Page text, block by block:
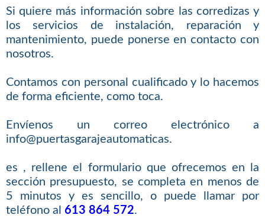
Si quiere más información sobre las corredizas y
los servicios de instalación, reparación y
mantenimiento, puede ponerse en contacto con
nosotros.
Contamos con personal cualificado y lo hacemos
de forma eficiente, como toca.
Envíenos un correo electrónico a
info@puertasgarajeautomaticas.
es , rellene el formulario que ofrecemos en la
sección presupuesto, se completa en menos de
5 minutos y es sencillo, o puede llamar por
teléfono al 613 864 572.